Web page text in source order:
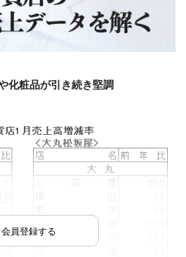
会員登録する
化粧品が引き続き堅調